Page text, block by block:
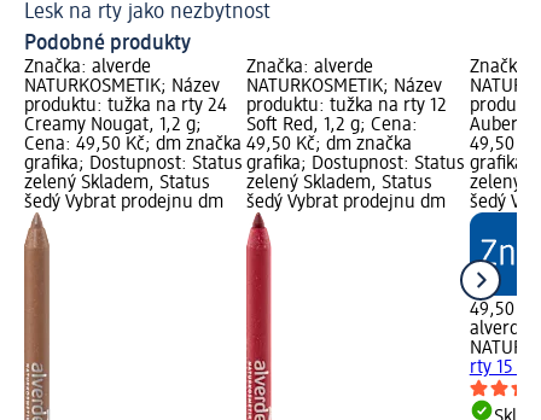
Lesk na rty jako nezbytnost
Podobné produkty
Značka: alverde
NATURKOSMETIK; Název
produktu: tužka na rty 24
Creamy Nougat, 1,2 g;
Cena: 49,50 Kč; dm značka
grafika; Dostupnost: Status
zelený Skladem, Status
šedý Vybrat prodejnu dm
Značka: alverde
NATURKOSMETIK; Název
produktu: tužka na rty 12
Soft Red, 1,2 g; Cena:
49,50 Kč; dm značka
grafika; Dostupnost: Status
zelený Skladem, Status
šedý Vybrat prodejnu dm
Značka:
49,50
grafika;
zelený
šedý
49,50 Kč
alverde
rty 15